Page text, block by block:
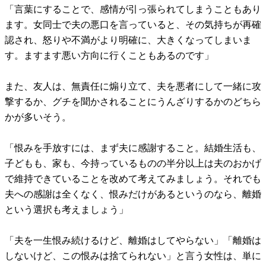
「言葉にすることで、感情が引っ張られてしまうこともあり
ます。女同士で夫の悪口を言っていると、その気持ちが再確
認され、怒りや不満がより明確に、大きくなってしまいま
す。ますます悪い方向に行くこともあるのです」
また、友人は、無責任に煽り立て、夫を悪者にして一緒に攻
撃するか、グチを聞かされることにうんざりするかのどちら
かが多いそう。
「恨みを手放すには、まず夫に感謝すること。結婚生活も、
子どもも、家も、今持っているものの半分以上は夫のおかげ
で維持できていることを改めて考えてみましょう。それでも
夫への感謝は全くなく、恨みだけがあるというのなら、離婚
という選択も考えましょう」
「夫を一生恨み続けるけど、離婚はしてやらない」「離婚は
しないけど、この恨みは捨てられない」と言う女性は、単に